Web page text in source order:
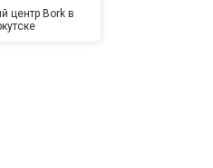
центр Bork в